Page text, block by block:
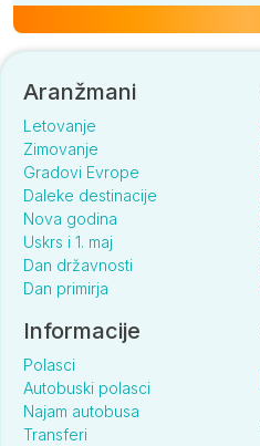
Aranžmani
Letovanje
Zimovanje
Gradovi Evrope
Daleke destinacije
Nova godina
Uskrs i 1. maj
Dan državnosti
Dan primirja
Informacije
Polasci
Autobuski polasci
Najam autobusa
Transferi